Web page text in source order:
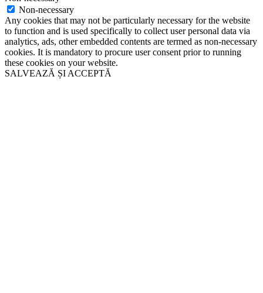
Non-necessary
Any cookies that may not be particularly necessary for the website
to function and is used specifically to collect user personal data via
analytics, ads, other embedded contents are termed as non-necessary
cookies. It is mandatory to procure user consent prior to running
these cookies on your website.
SALVEAZĂ ȘI ACCEPTĂ